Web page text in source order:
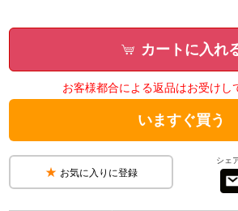
カートに入れ
お客様都合による返品はお受けし
いますぐ買う
お気に入りに登録
シェ